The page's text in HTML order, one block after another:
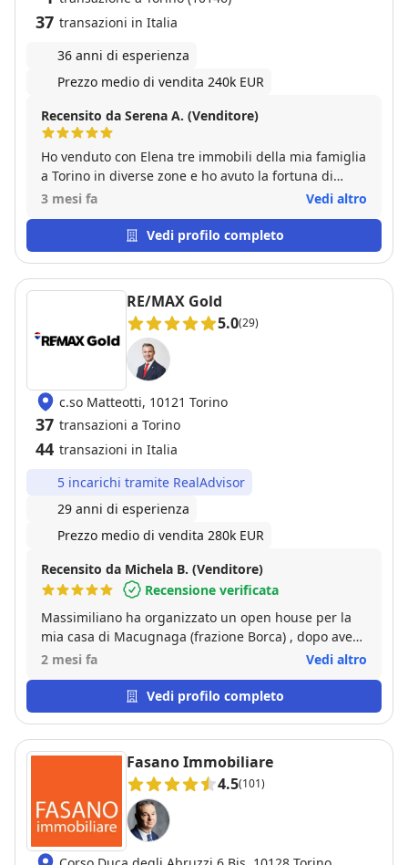
37 transazioni in Italia
36 anni di esperienza
Prezzo medio di vendita 240k EUR
Recensito da Serena A. (Venditore)
Ho venduto con Elena tre immobili della mia famiglia
a Torino in diverse zone e ho avuto la fortuna di
avere il supporto di una professionista di livello che
nostre aspettative ed è andata oltre. Affidatevi a lei
senza remore,a differenza di tanti ormai influencer
vostro immobile con Elena troverete una persona
che lavora davvero per i vostri interessi.
3 mesi fa Vedi altro
Vedi profilo completo
RE/MAX Gold
5.0(29)
c.so Matteotti, 10121 Torino
37 transazioni a Torino
44 transazioni in Italia
5 incarichi tramite RealAdvisor
29 anni di esperienza
Prezzo medio di vendita 280k EUR
Recensito da Michela B. (Venditore)
Recensione verificata
Massimiliano ha organizzato un open house per la
mia casa di Macugnaga (frazione Borca) , dopo aver
fatto i necessari sopralluoghi ed ottima pubblicità.
ha poi seguito passo passo fino al rogito con
impegno e pazienza!! Assolutamente TOP!!!
2 mesi fa Vedi altro
Vedi profilo completo
Fasano Immobiliare
4.5(101)